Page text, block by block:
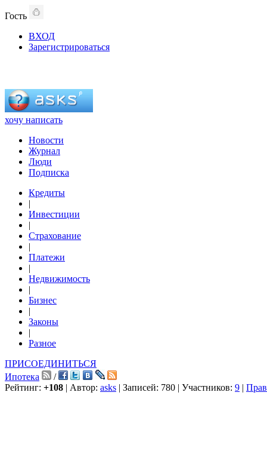
Гость
ВХОД
Зарегистрироваться
хочу написать
Новости
Журнал
Люди
Подписка
Кредиты
|
Инвестиции
|
Страхование
|
Платежи
|
Недвижимость
|
Бизнес
|
Законы
|
Разное
ПРИСОЕДИНИТЬСЯ
Ипотека
/
Рейтинг: +108 | Автор: asks | Записей: 780 | Участников: 9 |